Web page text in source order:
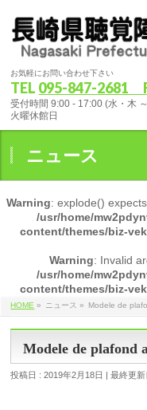
お気軽にお問い合わせ下さい
TEL 095-847-2681
受付時間 9:00 - 17:00 (水・木
火曜休館日
ニュース
Warning: explode()
/usr/home/
content/themes/biz-
Warning: Invalid
/usr/home/
content/themes/biz-
HOME » ニュース » Modele de
Modele de plafond
投稿日 : 2019年2月18日 最終更新